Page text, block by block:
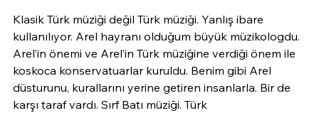
Klasik Türk müziği değil Türk müziği. Yanlış ibare
kullanılıyor. Arel hayranı olduğum büyük müzikologdu.
Arel’in önemi ve Arel’in Türk müziğine verdiği önem ile
koskoca konservatuarlar kuruldu. Benim gibi Arel
düsturunu, kurallarını yerine getiren insanlarla. Bir de
karşı taraf vardı. Sırf Batı müziği. Türk